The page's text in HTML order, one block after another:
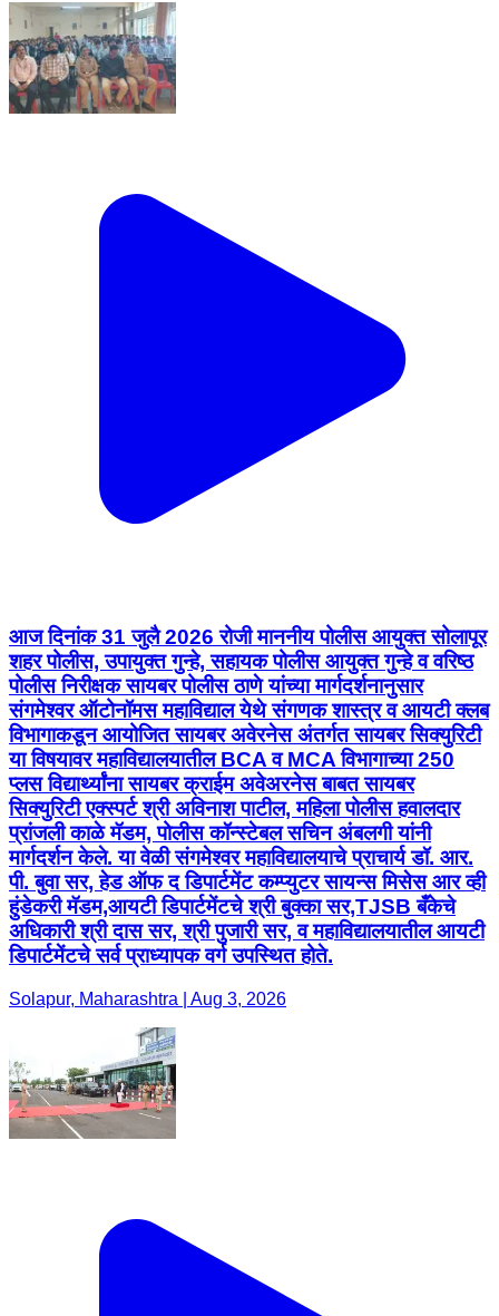
आज दिनांक 31 जुलै 2026 रोजी माननीय पोलीस आयुक्त सोलापूर
शहर पोलीस, उपायुक्त गुन्हे, सहायक पोलीस आयुक्त गुन्हे व वरिष्ठ
पोलीस निरीक्षक सायबर पोलीस ठाणे यांच्या मार्गदर्शनानुसार
संगमेश्वर ऑटोनॉमस महाविद्याल येथे संगणक शास्त्र व आयटी क्लब
विभागाकडून आयोजित सायबर अवेरनेस अंतर्गत सायबर सिक्युरिटी
या विषयावर महाविद्यालयातील BCA व MCA विभागाच्या 250
प्लस विद्यार्थ्यांना सायबर क्राईम अवेअरनेस बाबत सायबर
सिक्युरिटी एक्स्पर्ट श्री अविनाश पाटील, महिला पोलीस हवालदार
प्रांजली काळे मॅडम, पोलीस कॉन्स्टेबल सचिन अंबलगी यांनी
मार्गदर्शन केले. या वेळी संगमेश्वर महाविद्यालयाचे प्राचार्य डॉ. आर.
पी. बुवा सर, हेड ऑफ द डिपार्टमेंट कम्प्युटर सायन्स मिसेस आर व्ही
हुंडेकरी मॅडम,आयटी डिपार्टमेंटचे श्री बुक्का सर,TJSB बँकेचे
अधिकारी श्री दास सर, श्री पुजारी सर, व महाविद्यालयातील आयटी
डिपार्टमेंटचे सर्व प्राध्यापक वर्ग उपस्थित होते.
Solapur, Maharashtra | Aug 3, 2026